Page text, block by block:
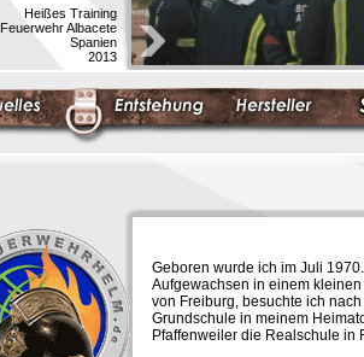
Heißes Training
Feuerwehr Albacete
Spanien
2013
Geboren wurde ich im Juli 1970.
Aufgewachsen in einem kleinen
von Freiburg, besuchte ich nach
Grundschule in meinem
Pfaffenweiler die Realschule in